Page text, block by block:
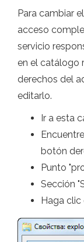
Para cambiar
acceso
servicio
en el catálogo
derechos del
editarlo.
Ir a esta
botón
Punto
Sección
Haga clic